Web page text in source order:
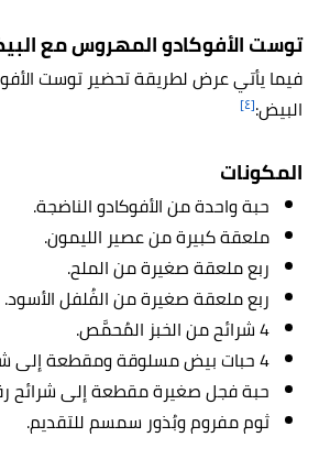
توست الأفوكادو المهروس مع
فيما يأتي عرض لطريقة تحضير توست
البيض:[٤]
المكونات
حبة واحدة من الأفوكادو الناضجة.
ملعقة كبيرة من عصير الليمون.
ربع ملعقة صغيرة من الملح.
ربع ملعقة صغيرة من الفُلفل الأسود.
4 شرائح من الخبز المُحمَّص.
4 حبات بيض مسلوقة ومقطعة إلى شرائح.
حبة فجل صغيرة مقطعة إلى شرائح
ثوم مفروم وبُذور سمسم للتقديم.